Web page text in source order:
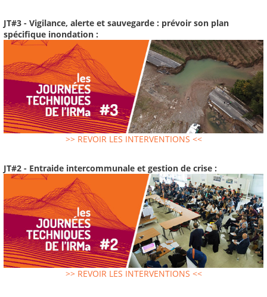
JT#3 - Vigilance, alerte et sauvegarde : prévoir son plan
spécifique inondation :
>> REVOIR LES INTERVENTIONS <<
JT#2 - Entraide intercommunale et gestion de crise :
>> REVOIR LES INTERVENTIONS <<